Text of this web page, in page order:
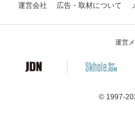
運営会社 広告・取材について
運営
© 1997-